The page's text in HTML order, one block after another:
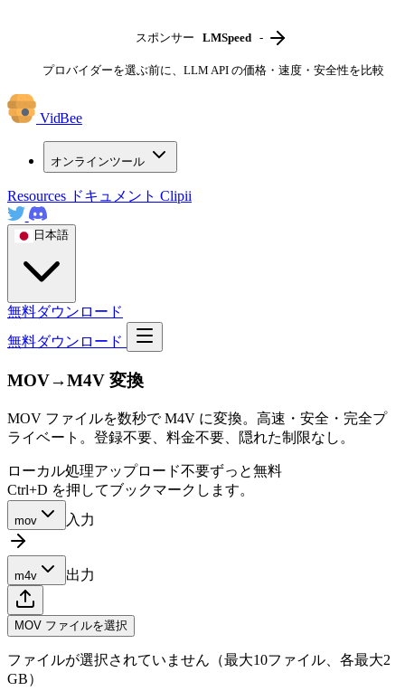
スポンサー LMSpeed -
プロバイダーを選ぶ前に、LLM API の価格・速度・安全性を比較
VidBee
オンラインツール
Resources ドキュメント Clipii
日本語
無料ダウンロード
無料ダウンロード
MOV→M4V 変換
MOV ファイルを数秒で M4V に変換。高速・安全・完全プ
ライベート。登録不要、料金不要、隠れた制限なし。
ローカル処理アップロード不要ずっと無料
Ctrl+D を押してブックマークします。
mov 入力
m4v 出力
MOV ファイルを選択
ファイルが選択されていません（最大10ファイル、各最大2
GB）